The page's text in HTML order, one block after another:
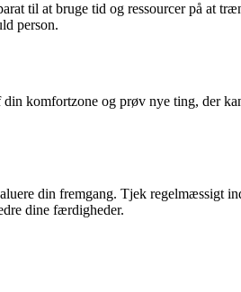
til at bruge tid og ressourcer på at
person.
komfortzone og prøv nye ting, der
din fremgang. Tjek
dine færdigheder.